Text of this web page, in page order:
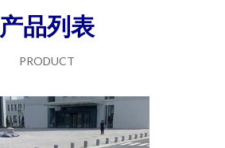
产品列表
PRODUCT